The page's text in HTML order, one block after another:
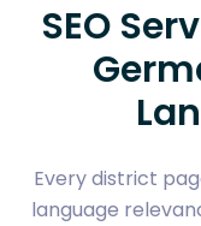
SEO
Every district
language